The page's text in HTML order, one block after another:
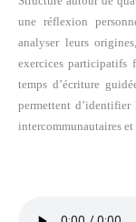
une réflexion
analyser leurs
exercices participatifs
temps d’écriture
permettent
intercommunautaires